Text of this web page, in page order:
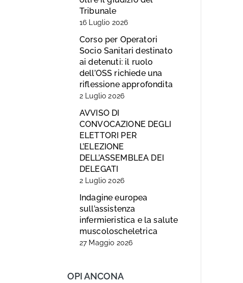
Tribunale
16 Luglio 2026
Corso per Operatori
Socio Sanitari destinato
ai detenuti: il ruolo
dell’OSS richiede una
riflessione approfondita
2 Luglio 2026
AVVISO DI
CONVOCAZIONE DEGLI
ELETTORI PER
L’ELEZIONE
DELL’ASSEMBLEA DEI
DELEGATI
2 Luglio 2026
Indagine europea
sull’assistenza
infermieristica e la salute
muscoloscheletrica
27 Maggio 2026
OPI ANCONA